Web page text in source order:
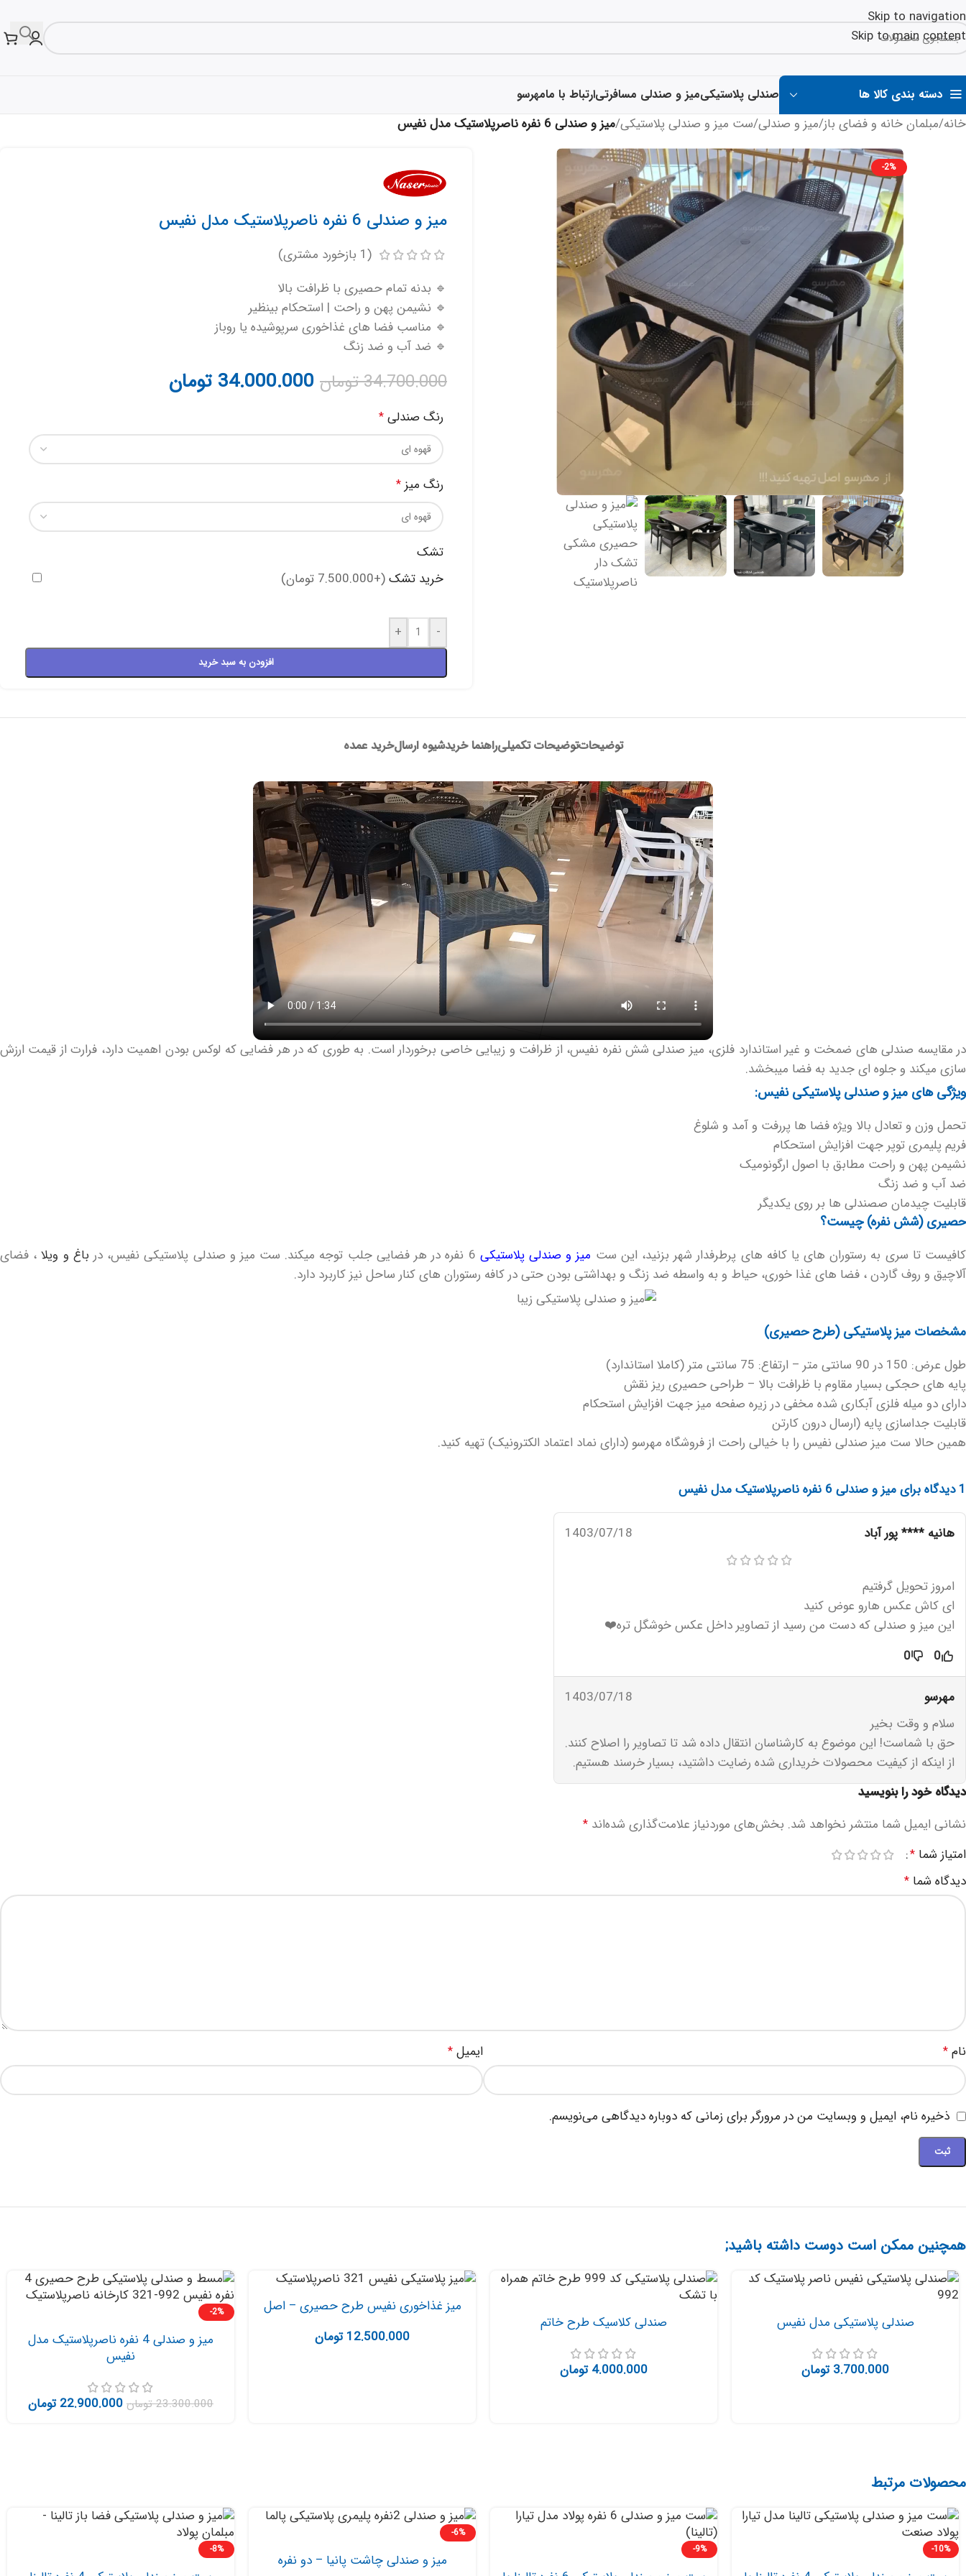
Skip to navigation
Skip to main content
دسته بندی کالا ها صندلی پلاستیکیمیز و صندلی مسافرتیارتباط با مامهرسو
خانه/مبلمان خانه و فضای باز/میز و صندلی/ست میز و صندلی پلاستیکی/میز و صندلی 6 نفره ناصرپلاستیک مدل نفیس
-2%
میز و صندلی 6 نفره ناصرپلاستیک مدل نفیس
(
1 بازخورد مشتری)
🔹 بدنه تمام حصیری با ظرافت بالا
🔹 نشیمن پهن و راحت | استحکام بینظیر
🔹 مناسب فضا های غذاخوری سرپوشیده یا روباز
🔹 ضد آب و ضد زنگ
34.700.000تومان 34.000.000 تومان
رنگ صندلی *
رنگ میز *
تشک
خرید تشک(+7.500.000 تومان)
-
+
افزودن به سبد خرید
توضیحاتتوضیحات تکمیلیراهنما خریدشیوه ارسالخرید عمده
در مقایسه صندلی های ضمخت و غیر استاندارد فلزی، میز صندلی شش نفره نفیس، از ظرافت و زیبایی خاصی برخوردار است. به طوری که در هر فضایی که لوکس بودن اهمیت دارد، فرارت از قیمت ارزش
سازی میکند و جلوه ای جدید به فضا میبخشد.
ویژگی های میز و صندلی پلاستیکی نفیس:
تحمل وزن و تعادل بالا ویژه فضا ها پررفت و آمد و شلوغ
فریم پلیمری توپر جهت افزایش استحکام
نشیمن پهن و راحت مطابق با اصول ارگونومیک
ضد آب و ضد زنگ
قابلیت چیدمان صصندلی ها بر روی یکدیگر
حصیری (شش نفره) چیست؟
کافیست تا سری به رستوران های یا کافه های پرطرفدار شهر بزنید، این ست میز و صندلی پلاستیکی باغ و ویلا، فضای
آلاچیق و روف گاردن ، فضا های غذا خوری، حیاط و به واسطه ضد زنگ و بهداشتی بودن حتی در کافه رستوران های کنار ساحل نیز کاربرد دارد.
مشخصات میز پلاستیکی (طرح حصیری)
طول عرض: 150 در 90 سانتی متر – ارتفاع: 75 سانتی متر (کاملا استاندارد)
پایه های حجکی بسیار مقاوم با ظرافت بالا – طراحی حصیری ریز نقش
دارای دو میله فلزی آبکاری شده مخفی در زیره صفحه میز جهت افزایش استحکام
قابلیت جداسازی پایه (ارسال درون کارتن
همین حالا ست میز صندلی نفیس را با خیالی راحت از فروشگاه مهرسو (دارای نماد اعتماد الکترونیک) تهیه کنید.
1 دیدگاه برای میز و صندلی 6 نفره ناصرپلاستیک مدل نفیس
هانیه **** پور آباد 1403/07/18
امروز تحویل گرفتیم
ای کاش عکس هارو عوض کنید
این میز و صندلی که دست من رسید از تصاویر داخل عکس خوشگل تره❤️
0
0
مهرسو
1403/07/18
سلام و وقت بخیر
حق با شماست! این موضوع به کارشناسان انتقال داده شد تا تصاویر را اصلاح کنند.
از اینکه از کیفیت محصولات خریداری شده رضایت داشتید، بسیار خرسند هستیم.
دیدگاه خود را بنویسید
نشانی ایمیل شما منتشر نخواهد شد. بخش‌های موردنیاز علامت‌گذاری شده‌اند *
امتیاز شما *
دیدگاه شما *
نام * ایمیل *
ذخیره نام، ایمیل و وبسایت من در مرورگر برای زمانی که دوباره دیدگاهی می‌نویسم.
همچنین ممکن است دوست داشته باشید;
صندلی پلاستیکی مدل نفیس
3.700.000 تومان
صندلی کلاسیک طرح خاتم
4.000.000 تومان
میز غذاخوری نفیس طرح حصیری – اصل
12.500.000 تومان
-2%
میز و صندلی 4 نفره ناصرپلاستیک مدل
نفیس
23.300.000 تومان 22.900.000 تومان
محصولات مرتبط
-10%
-9%
-6%
میز و صندلی چاشت پانیا – دو نفره
-8%